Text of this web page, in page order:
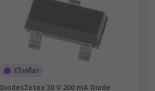
มีในสต็อก
DiodesZetex 30 V 200 mA Diode